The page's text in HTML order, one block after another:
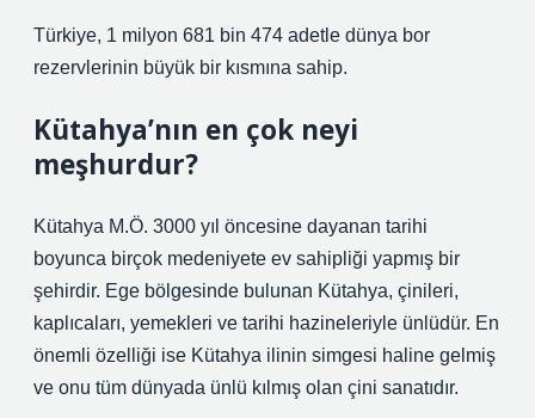
Türkiye, 1 milyon 681 bin 474 adetle dünya bor
rezervlerinin büyük bir kısmına sahip.
Kütahya’nın en çok neyi
meşhurdur?
Kütahya M.Ö. 3000 yıl öncesine dayanan tarihi
boyunca birçok medeniyete ev sahipliği yapmış bir
şehirdir. Ege bölgesinde bulunan Kütahya, çinileri,
kaplıcaları, yemekleri ve tarihi hazineleriyle ünlüdür. En
önemli özelliği ise Kütahya ilinin simgesi haline gelmiş
ve onu tüm dünyada ünlü kılmış olan çini sanatıdır.